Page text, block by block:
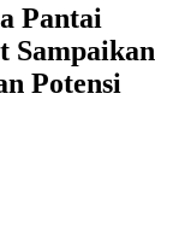
Pantai
Sampaikan
Potensi